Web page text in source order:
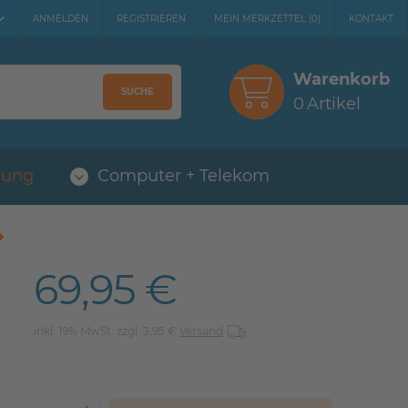
ANMELDEN REGISTRIEREN MEIN MERKZETTEL (0) KONTAKT
SUCHE
Warenkorb
0Artikel
Computer + Telekom
69,95 €
inkl. 19% MwSt. zzgl. 3,95 € Versand